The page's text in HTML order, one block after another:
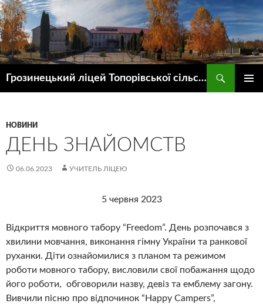
Грозинецький ліцей Топорівської сільської ради
НОВИНИ
ДЕНЬ ЗНАЙОМСТВ
06.06.2023 УЧИТЕЛЬ ЛІЦЕЮ
5 червня 2023
Відкриття мовного табору “Freedom”. День розпочався з
хвилини мовчання, виконання гімну України та ранкової
руханки. Діти ознайомилися з планом та режимом
роботи мовного табору, висловили свої побажання щодо
його роботи, обговорили назву, девіз та емблему загону.
Вивчили пісню про відпочинок “Happy Campers”,